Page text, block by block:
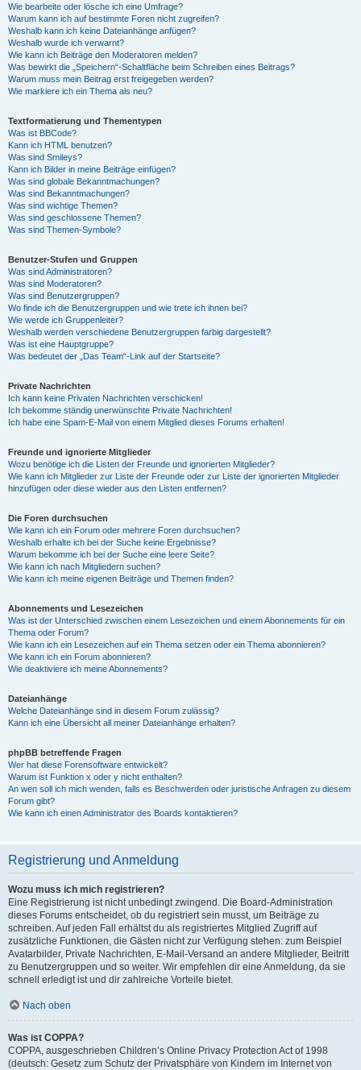
Wie bearbeite oder lösche ich eine Umfrage?
Warum kann ich auf bestimmte Foren nicht zugreifen?
Weshalb kann ich keine Dateianhänge anfügen?
Weshalb wurde ich verwarnt?
Wie kann ich Beiträge den Moderatoren melden?
Was bewirkt die „Speichern“-Schaltfläche beim Schreiben eines Beitrags?
Warum muss mein Beitrag erst freigegeben werden?
Wie markiere ich ein Thema als neu?
Textformatierung und Thementypen
Was ist BBCode?
Kann ich HTML benutzen?
Was sind Smileys?
Kann ich Bilder in meine Beiträge einfügen?
Was sind globale Bekanntmachungen?
Was sind Bekanntmachungen?
Was sind wichtige Themen?
Was sind geschlossene Themen?
Was sind Themen-Symbole?
Benutzer-Stufen und Gruppen
Was sind Administratoren?
Was sind Moderatoren?
Was sind Benutzergruppen?
Wo finde ich die Benutzergruppen und wie trete ich ihnen bei?
Wie werde ich Gruppenleiter?
Weshalb werden verschiedene Benutzergruppen farbig dargestellt?
Was ist eine Hauptgruppe?
Was bedeutet der „Das Team“-Link auf der Startseite?
Private Nachrichten
Ich kann keine Privaten Nachrichten verschicken!
Ich bekomme ständig unerwünschte Private Nachrichten!
Ich habe eine Spam-E-Mail von einem Mitglied dieses Forums erhalten!
Freunde und ignorierte Mitglieder
Wozu benötige ich die Listen der Freunde und ignorierten Mitglieder?
Wie kann ich Mitglieder zur Liste der Freunde oder zur Liste der ignorierten Mitglieder
hinzufügen oder diese wieder aus den Listen entfernen?
Die Foren durchsuchen
Wie kann ich ein Forum oder mehrere Foren durchsuchen?
Weshalb erhalte ich bei der Suche keine Ergebnisse?
Warum bekomme ich bei der Suche eine leere Seite?
Wie kann ich nach Mitgliedern suchen?
Wie kann ich meine eigenen Beiträge und Themen finden?
Abonnements und Lesezeichen
Was ist der Unterschied zwischen einem Lesezeichen und einem Abonnements für ein
Thema oder Forum?
Wie kann ich ein Lesezeichen auf ein Thema setzen oder ein Thema abonnieren?
Wie kann ich ein Forum abonnieren?
Wie deaktiviere ich meine Abonnements?
Dateianhänge
Welche Dateianhänge sind in diesem Forum zulässig?
Kann ich eine Übersicht all meiner Dateianhänge erhalten?
phpBB betreffende Fragen
Wer hat diese Forensoftware entwickelt?
Warum ist Funktion x oder y nicht enthalten?
An wen soll ich mich wenden, falls es Beschwerden oder juristische Anfragen zu diesem
Forum gibt?
Wie kann ich einen Administrator des Boards kontaktieren?
Registrierung und Anmeldung
Wozu muss ich mich registrieren?
Eine Registrierung ist nicht unbedingt zwingend. Die Board-Administration
dieses Forums entscheidet, ob du registriert sein musst, um Beiträge zu
schreiben. Auf jeden Fall erhältst du als registriertes Mitglied Zugriff auf
zusätzliche Funktionen, die Gästen nicht zur Verfügung stehen: zum Beispiel
Avatarbilder, Private Nachrichten, E-Mail-Versand an andere Mitglieder, Beitritt
zu Benutzergruppen und so weiter. Wir empfehlen dir eine Anmeldung, da sie
schnell erledigt ist und dir zahlreiche Vorteile bietet.
Nach oben
Was ist COPPA?
COPPA, ausgeschrieben Children’s Online Privacy Protection Act of 1998
(deutsch: Gesetz zum Schutz der Privatsphäre von Kindern im Internet von